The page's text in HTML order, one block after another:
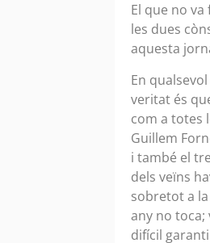
El que no
les dues
aquesta
En
veritat és
com a totes
Guillem
i també el
dels veïns
sobretot a
any no
difícil